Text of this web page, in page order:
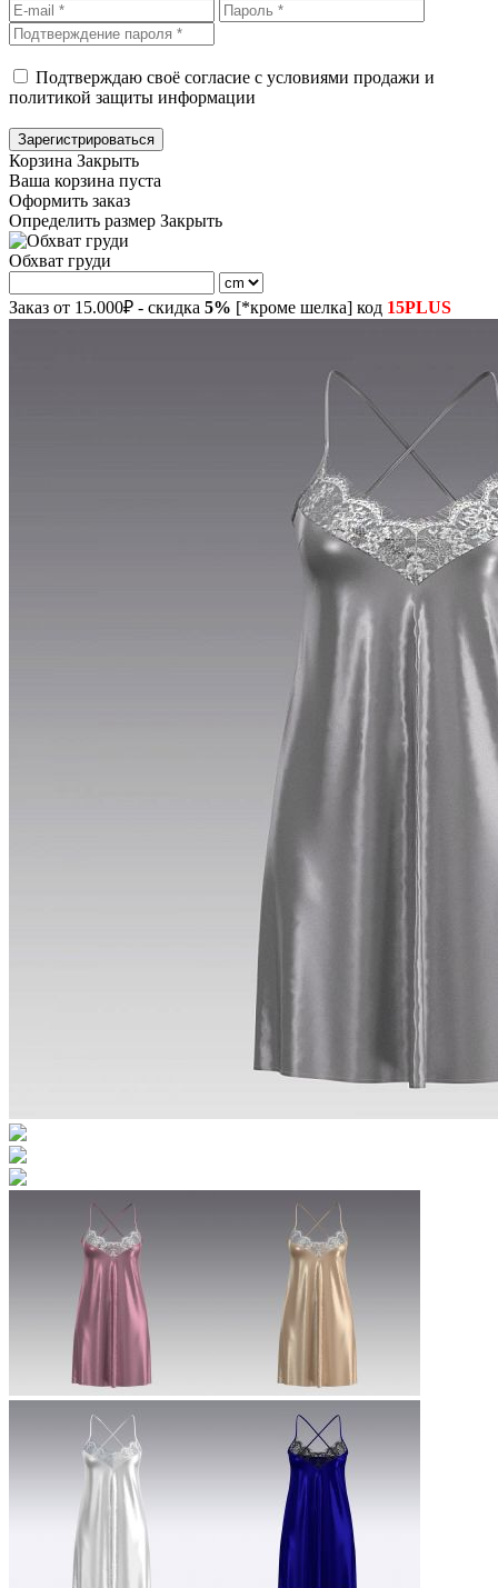
Подтверждаю своё согласие с условиями продажи и
политикой защиты информации
Зарегистрироваться
Корзина Закрыть
Ваша корзина пуста
Оформить заказ
Определить размер Закрыть
Обхват груди
Заказ от 15.000₽ - скидка 5% [*кроме шелка] код 15PLUS